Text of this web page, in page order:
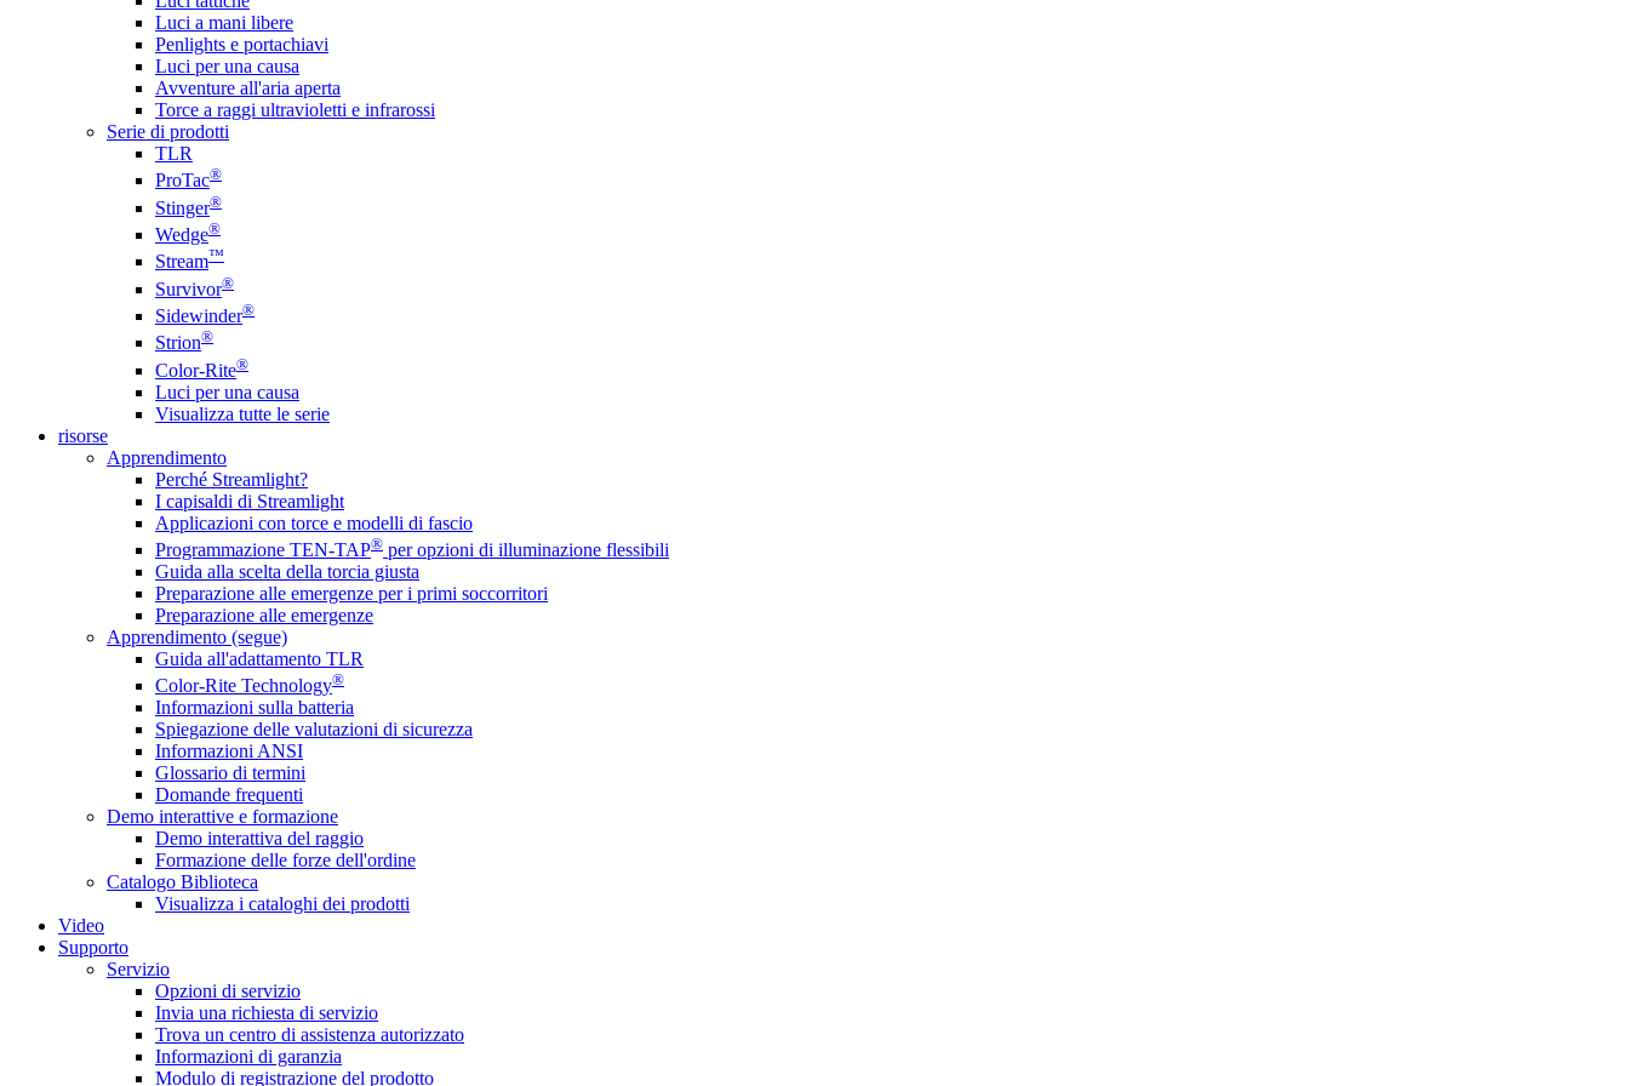
Luci a mani libere
Penlights e portachiavi
Luci per una causa
Avventure all'aria aperta
Torce a raggi ultravioletti e infrarossi
Serie di prodotti
TLR
ProTac®
Stinger®
Wedge®
Stream™
Survivor®
Sidewinder®
Strion®
Color-Rite®
Luci per una causa
Visualizza tutte le serie
risorse
Apprendimento
Perché Streamlight?
I capisaldi di Streamlight
Applicazioni con torce e modelli di fascio
Programmazione TEN-TAP® per opzioni di illuminazione flessibili
Guida alla scelta della torcia giusta
Preparazione alle emergenze per i primi soccorritori
Preparazione alle emergenze
Apprendimento (segue)
Guida all'adattamento TLR
Color-Rite Technology®
Informazioni sulla batteria
Spiegazione delle valutazioni di sicurezza
Informazioni ANSI
Glossario di termini
Domande frequenti
Demo interattive e formazione
Demo interattiva del raggio
Formazione delle forze dell'ordine
Catalogo Biblioteca
Visualizza i cataloghi dei prodotti
Video
Supporto
Servizio
Opzioni di servizio
Invia una richiesta di servizio
Trova un centro di assistenza autorizzato
Informazioni di garanzia
Modulo di registrazione del prodotto